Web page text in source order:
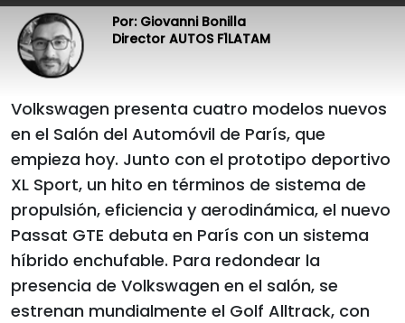
Por: Giovanni Bonilla
Director AUTOS F1LATAM
Volkswagen presenta cuatro modelos nuevos
en el Salón del Automóvil de París, que
empieza hoy. Junto con el prototipo deportivo
XL Sport, un hito en términos de sistema de
propulsión, eficiencia y aerodinámica, el nuevo
Passat GTE debuta en París con un sistema
híbrido enchufable. Para redondear la
presencia de Volkswagen en el salón, se
estrenan mundialmente el Golf Alltrack, con